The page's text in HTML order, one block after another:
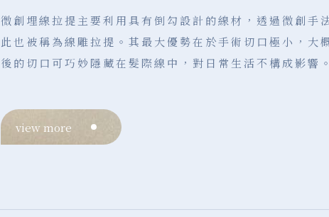
微創埋線拉提主要利用具有倒勾設計的線材，透過微創手
此也被稱為線雕拉提。其最大優勢在於手術切口極小，大
後的切口可巧妙隱藏在髮際線中，對日常生活不構成影響。
view more